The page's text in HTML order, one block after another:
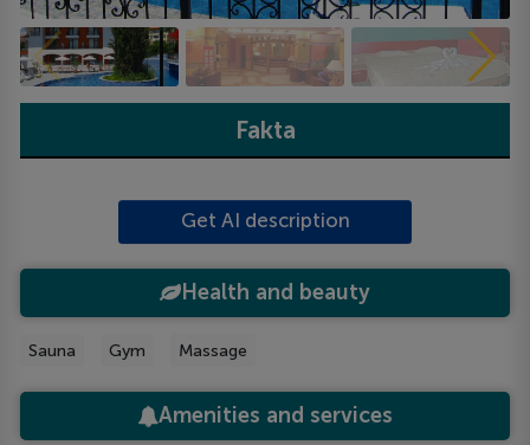
Fakta
Get AI description
Health and beauty
Sauna Gym Massage
Amenities and services